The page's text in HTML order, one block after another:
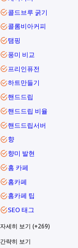
콜드브루 굵기
콜롬비아커피
탬핑
풍미 비교
프리인퓨전
하트만들기
핸드드립
핸드드립 비율
핸드드립서버
향
향미 발현
홈 카페
홈카페
홈카페 팁
SEO 태그
자세히 보기 (+269)
간략히 보기